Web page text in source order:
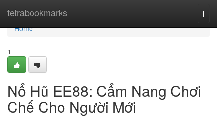
tetrabookmarks
Home
Home
1
Nổ Hũ EE88: Cẩm Nang Chơi
Chế Cho Người Mới